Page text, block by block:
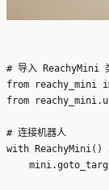
# 导入 ReachyMini
from reachy_mini
from
# 连接机器人
with ReachyMini()